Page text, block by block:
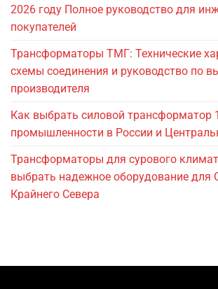
2026 году Полное руководство для
покупателей
Трансформаторы ТМГ: Технические
схемы соединения и руководство по
производителя
Как выбрать силовой трансформатор
промышленности в России и
Трансформаторы для сурового
выбрать надежное оборудование для
Крайнего Севера